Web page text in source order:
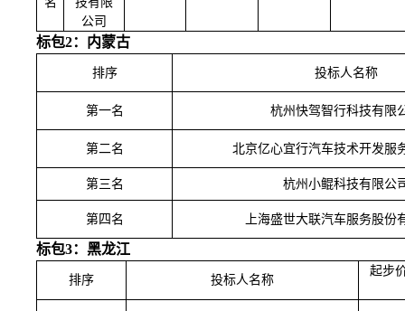
公司
标包2：内蒙古
排序 投标人名称
第一名 杭州快驾智行科技有限
第二名 北京亿心宜行汽车技术开发服
第三名 杭州小鲲科技有限公
第四名 上海盛世大联汽车服务股份
标包3：黑龙江
排序 投标人名称
起步